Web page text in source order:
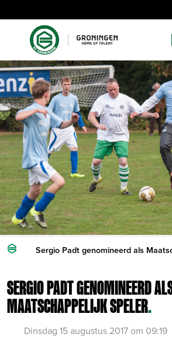
Sergio Padt genomineerd als
SERGIO PADT GENOMINEERD
MAATSCHAPPELIJK SPELER.
Dinsdag 15 augustus 2017 om 09:19